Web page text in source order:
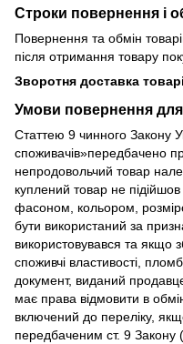
Строки повернення і
Повернення та обмін
після отримання товару
Зворотня доставка
Умови повернення для
Статтею 9 чинного Закону
споживачів»передбачено
непродовольчий товар
куплений товар не
фасоном, кольором,
бути використаний за
використовувався та якщо
споживчі властивості,
документ, виданий
має права відмовити в
включений до переліку,
передбаченим ст. 9 Закону